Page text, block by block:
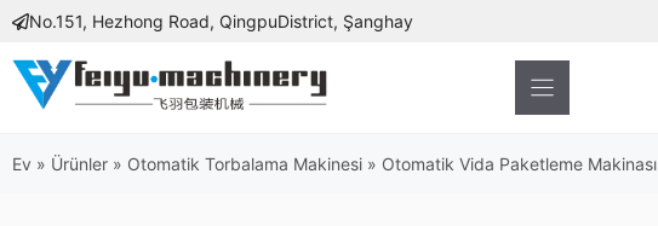
İçeriğeNo.151, Hezhong Road, QingpuDistrict, Şanghay
Ev » Ürünler » Otomatik Torbalama Makinesi » Otomatik Vida Paketleme Makinası